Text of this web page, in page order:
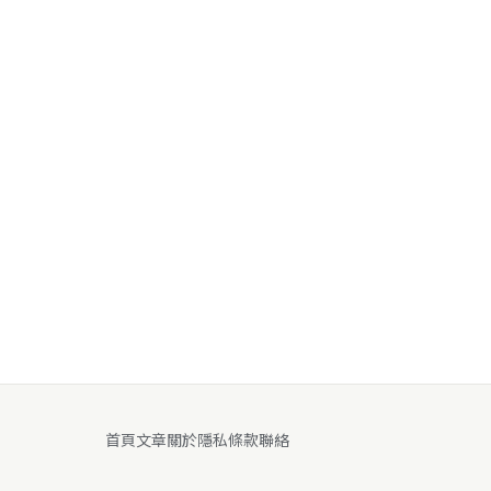
首頁文章關於隱私條款聯絡